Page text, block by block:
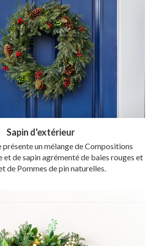
Sapin d'extérieur
un mélange de Compositions
et de sapin agrémenté de baies rouges et
de Pommes de pin naturelles.